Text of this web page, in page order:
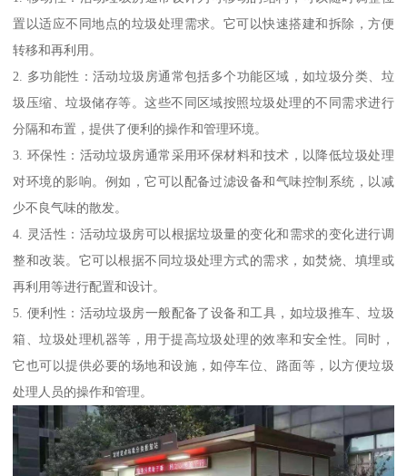
置以适应不同地点的垃圾处理需求。它可以快速搭建和拆除，方便
转移和再利用。
2. 多功能性：活动垃圾房通常包括多个功能区域，如垃圾分类、垃
圾压缩、垃圾储存等。这些不同区域按照垃圾处理的不同需求进行
分隔和布置，提供了便利的操作和管理环境。
3. 环保性：活动垃圾房通常采用环保材料和技术，以降低垃圾处理
对环境的影响。例如，它可以配备过滤设备和气味控制系统，以减
少不良气味的散发。
4. 灵活性：活动垃圾房可以根据垃圾量的变化和需求的变化进行调
整和改装。它可以根据不同垃圾处理方式的需求，如焚烧、填埋或
再利用等进行配置和设计。
5. 便利性：活动垃圾房一般配备了设备和工具，如垃圾推车、垃圾
箱、垃圾处理机器等，用于提高垃圾处理的效率和安全性。同时，
它也可以提供必要的场地和设施，如停车位、路面等，以方便垃圾
处理人员的操作和管理。